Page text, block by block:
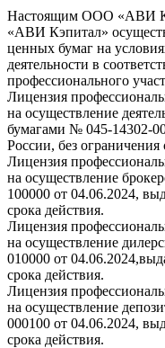
Настоящим ООО «АВИ
«АВИ Кэпитал»
ценных бумаг на
деятельности в
профессионального
Лицензия
на осуществление
бумагами № 045-14302-
России, без ограничения
Лицензия
на осуществление
100000 от 04.06.2024,
срока действия.
Лицензия
на осуществление
010000 от
срока действия.
Лицензия
на осуществление
000100 от 04.06.2024,
срока действия.